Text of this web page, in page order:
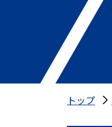
トップ